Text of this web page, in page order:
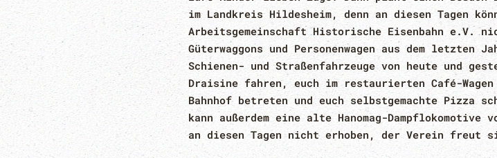
im Landkreis Hildesheim, denn an diesen Tagen
Arbeitsgemeinschaft Historische Eisenbahn e.V.
Güterwaggons und Personenwagen aus dem
Schienen- und Straßenfahrzeuge von heute und
Draisine fahren, euch im restaurierten Café-
Bahnhof betreten und euch selbstgemachte Pizza
kann außerdem eine alte Hanomag-
an diesen Tagen nicht erhoben, der Verein freut